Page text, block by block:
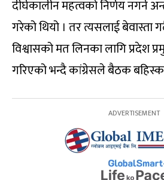
दीर्घकालीन महत्वको निर्णय नगर्न
गरेको थियो । तर त्यसलाई बेवास्ता
विश्वासको मत लिनका लागि प्रदेश
गरिएको भन्दै कांग्रेसले बैठक